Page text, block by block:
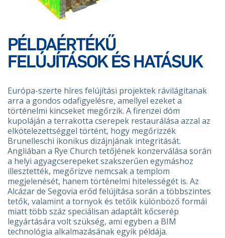
PÉLDAÉRTÉKŰ
FELÚJÍTÁSOK ÉS HATÁSUK
Európa-szerte híres felújítási projektek rávilágítanak
arra a gondos odafigyelésre, amellyel ezeket a
történelmi kincseket megőrzik. A firenzei dóm
kupoláján a terrakotta cserepek restaurálása azzal az
elkötelezettséggel történt, hogy megőrizzék
Brunelleschi ikonikus dizájnjának integritását.
Angliában a Rye Church tetőjének konzerválása során
a helyi agyagcserepeket szakszerűen egymáshoz
illesztették, megőrizve nemcsak a templom
megjelenését, hanem történelmi hitelességét is. Az
Alcázar de Segovia erőd felújítása során a többszintes
tetők, valamint a tornyok és tetőik különböző formái
miatt több száz speciálisan adaptált kőcserép
legyártására volt szükség, ami egyben a BIM
technológia alkalmazásának egyik példája.